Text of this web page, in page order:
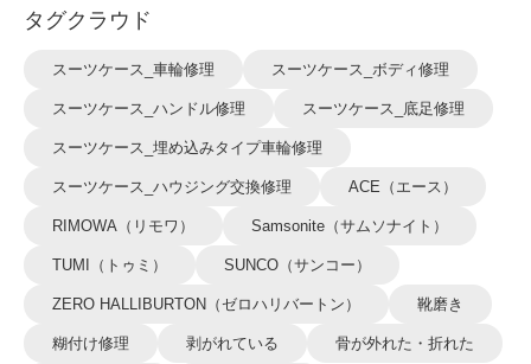
タグクラウド
スーツケース_車輪修理 スーツケース_ボディ修理
スーツケース_ハンドル修理 スーツケース_底足修理
スーツケース_埋め込みタイプ車輪修理
スーツケース_ハウジング交換修理 ACE（エース）
RIMOWA（リモワ） Samsonite（サムソナイト）
TUMI（トゥミ） SUNCO（サンコー）
ZERO HALLIBURTON（ゼロハリバートン） 靴磨き
糊付け修理 剥がれている 骨が外れた・折れた